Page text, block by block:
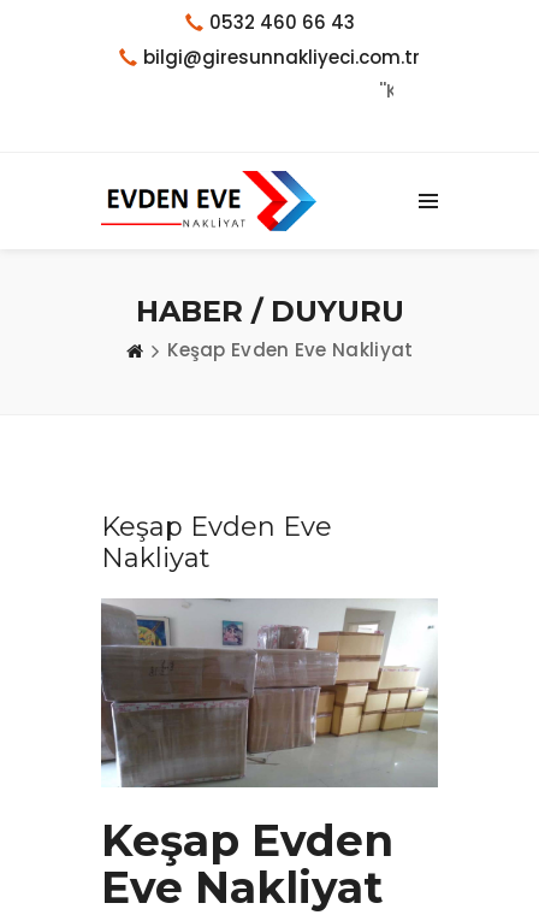
0532 460 66 43
bilgi@giresunnakliyeci.com.tr
''KALİTE TESADÜF
HABER / DUYURU
Keşap Evden Eve Nakliyat
Keşap Evden Eve
Nakliyat
Keşap Evden
Eve Nakliyat